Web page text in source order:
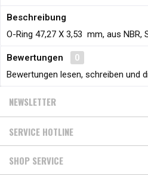
Beschreibung
O-Ring 47,27 X 3,53 mm, aus NBR,
Bewertungen
0
Bewertungen lesen, schreiben und
NEWSLETTER
SERVICE HOTLINE
SHOP SERVICE